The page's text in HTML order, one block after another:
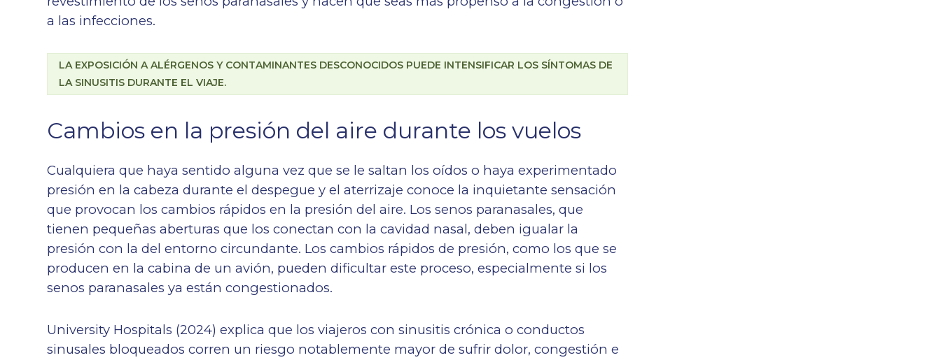
a las infecciones.
LA EXPOSICIÓN A ALÉRGENOS Y CONTAMINANTES DESCONOCIDOS PUEDE INTENSIFICAR LOS SÍNTOMAS DE
LA SINUSITIS DURANTE EL VIAJE.
Cambios en la presión del aire durante los vuelos
Cualquiera que haya sentido alguna vez que se le saltan los oídos o haya experimentado
presión en la cabeza durante el despegue y el aterrizaje conoce la inquietante sensación
que provocan los cambios rápidos en la presión del aire. Los senos paranasales, que
tienen pequeñas aberturas que los conectan con la cavidad nasal, deben igualar la
presión con la del entorno circundante. Los cambios rápidos de presión, como los que se
producen en la cabina de un avión, pueden dificultar este proceso, especialmente si los
senos paranasales ya están congestionados.
University Hospitals (2024) explica que los viajeros con sinusitis crónica o conductos
sinusales bloqueados corren un riesgo notablemente mayor de sufrir dolor, congestión e